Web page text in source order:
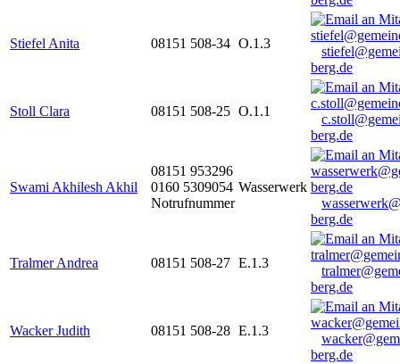
Stiefel Anita 08151 508-34 O.1.3
berg.de
Stoll Clara 08151 508-25 O.1.1
berg.de
Swami Akhilesh Akhil
08151 953296
0160 5309054
Notrufnummer
Wasserwerk
berg.de
Tralmer Andrea 08151 508-27 E.1.3
berg.de
Wacker Judith 08151 508-28 E.1.3
berg.de